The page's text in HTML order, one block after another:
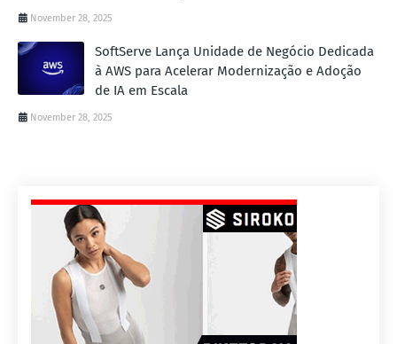
November 28, 2025
SoftServe Lança Unidade de Negócio Dedicada
à AWS para Acelerar Modernização e Adoção
de IA em Escala
November 28, 2025